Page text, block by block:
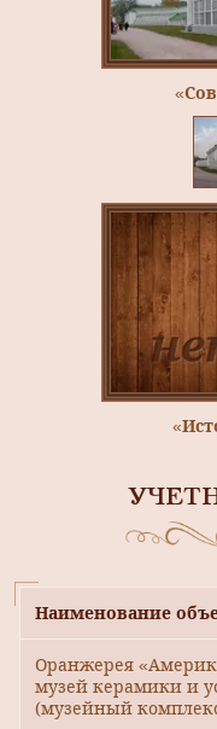
Наименование
Оранжерея
музей керамики и
(музейный